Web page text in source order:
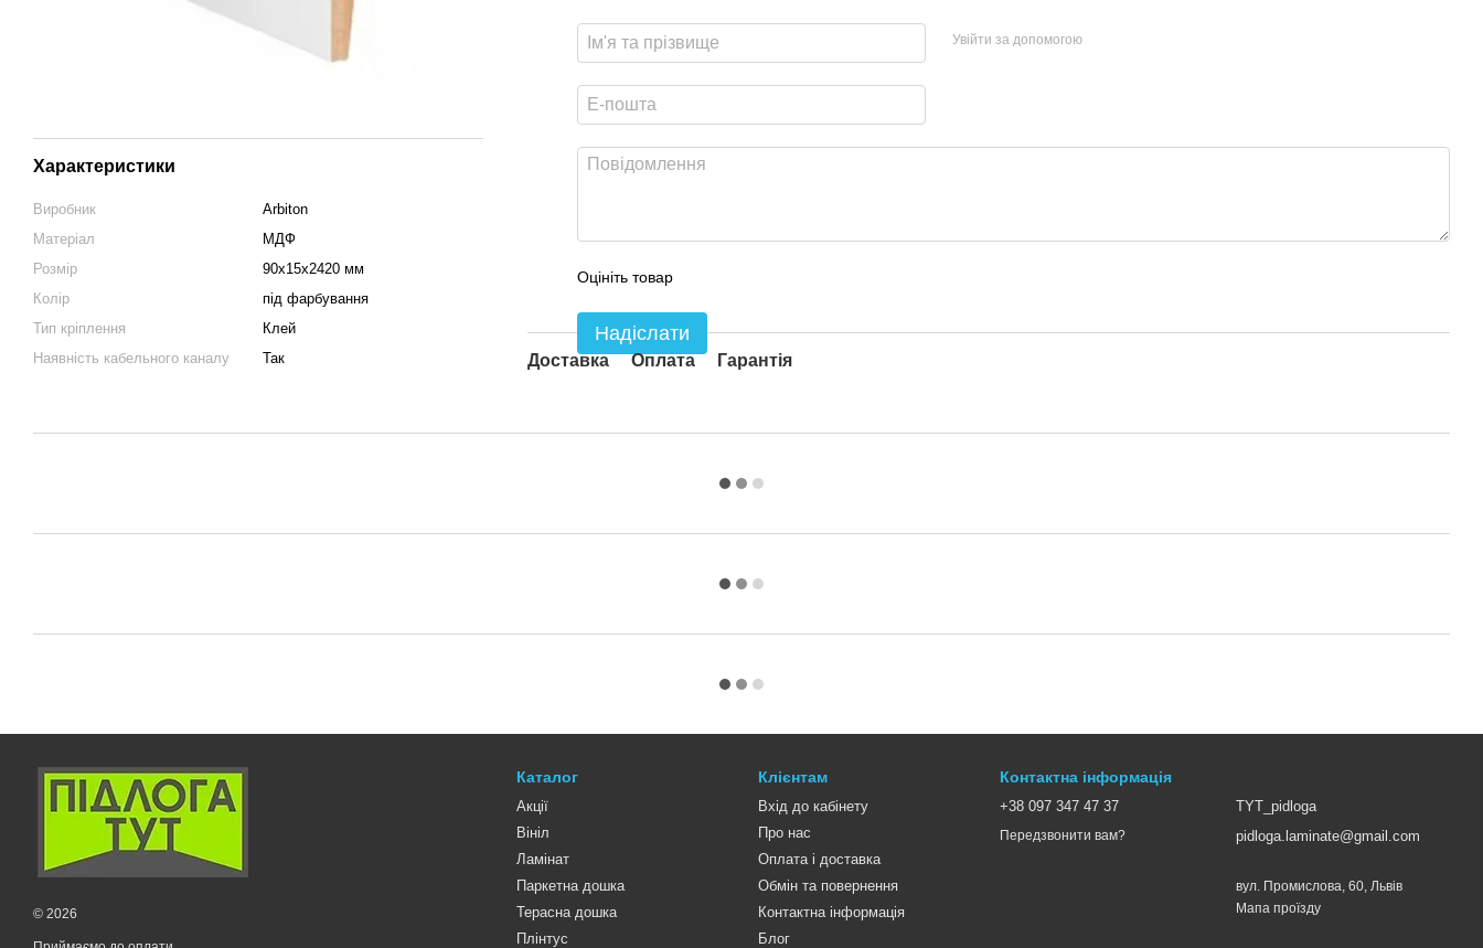
Характеристики
Виробник
Arbiton
Матеріал
МДФ
Розмір
90х15х2420 мм
Колір
під фарбування
Тип кріплення
Клей
Наявність кабельного каналу
Так
Увійти за допомогою
Оцініть товар
Надіслати
Доставка Оплата Гарантія
© 2026
Каталог
Акції
Вініл
Ламінат
Паркетна дошка
Терасна дошка
Плінтус
Клієнтам
Вхід до кабінету
Про нас
Оплата і доставка
Обмін та повернення
Контактна інформація
Блог
Контактна інформація
+38 097 347 47 37
Передзвонити вам?
TYT_pidloga
pidloga.laminate@gmail.com
вул. Промислова, 60, Львів
Мапа проїзду